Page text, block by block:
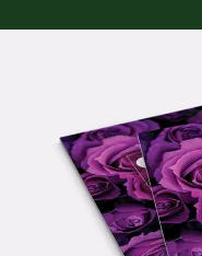
Diseño Gráfico,